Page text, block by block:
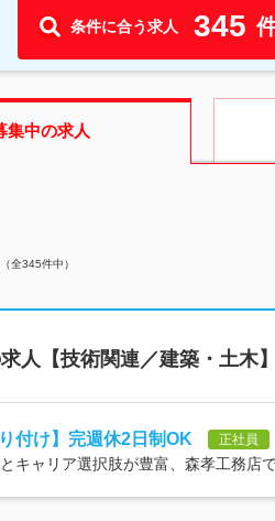
条件に合う求人 345
集中の求人
全345件中）
人【技術関連／建築・土木】
付け】完週休2日制OK 正社員
キャリア選択肢が豊富、森孝工務店